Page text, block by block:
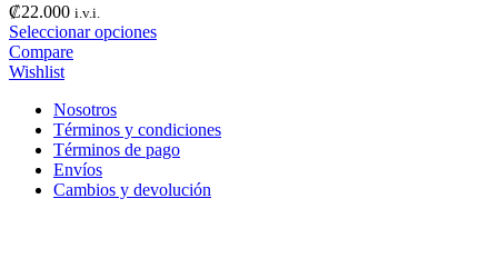
₡22.000 i.v.i.
Seleccionar opciones
Compare
Wishlist
Nosotros
Términos y condiciones
Términos de pago
Envíos
Cambios y devolución